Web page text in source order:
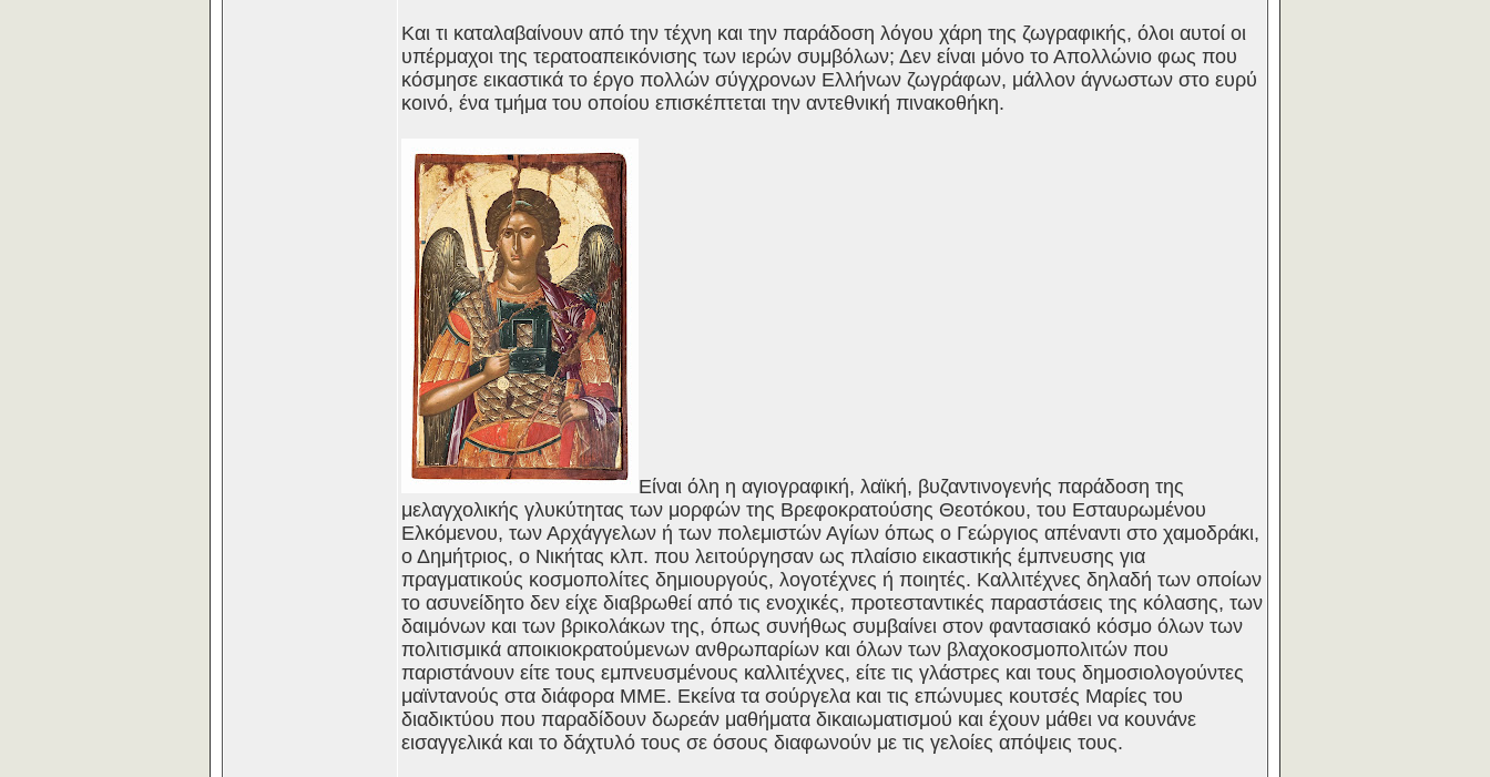
Και τι καταλαβαίνουν από την τέχνη και την παράδοση λόγου χάρη της ζωγραφικής, όλοι αυτοί οι
υπέρμαχοι της τερατοαπεικόνισης των ιερών συμβόλων; Δεν είναι μόνο το Απολλώνιο φως που
κόσμησε εικαστικά το έργο πολλών σύγχρονων Ελλήνων ζωγράφων, μάλλον άγνωστων στο ευρύ
κοινό, ένα τμήμα του οποίου επισκέπτεται την αντεθνική πινακοθήκη.
Είναι όλη η αγιογραφική, λαϊκή, βυζαντινογενής παράδοση της
μελαγχολικής γλυκύτητας των μορφών της Βρεφοκρατούσης Θεοτόκου, του Εσταυρωμένου
Ελκόμενου, των Αρχάγγελων ή των πολεμιστών Αγίων όπως ο Γεώργιος απέναντι στο χαμοδράκι,
ο Δημήτριος, ο Νικήτας κλπ. που λειτούργησαν ως πλαίσιο εικαστικής έμπνευσης για
πραγματικούς κοσμοπολίτες δημιουργούς, λογοτέχνες ή ποιητές. Καλλιτέχνες δηλαδή των οποίων
το ασυνείδητο δεν είχε διαβρωθεί από τις ενοχικές, προτεσταντικές παραστάσεις της κόλασης, των
δαιμόνων και των βρικολάκων της, όπως συνήθως συμβαίνει στον φαντασιακό κόσμο όλων των
πολιτισμικά αποικιοκρατούμενων ανθρωπαρίων και όλων των βλαχοκοσμοπολιτών που
παριστάνουν είτε τους εμπνευσμένους καλλιτέχνες, είτε τις γλάστρες και τους δημοσιολογούντες
μαϊντανούς στα διάφορα ΜΜΕ. Εκείνα τα σούργελα και τις επώνυμες κουτσές Μαρίες του
διαδικτύου που παραδίδουν δωρεάν μαθήματα δικαιωματισμού και έχουν μάθει να κουνάνε
εισαγγελικά και το δάχτυλό τους σε όσους διαφωνούν με τις γελοίες απόψεις τους.